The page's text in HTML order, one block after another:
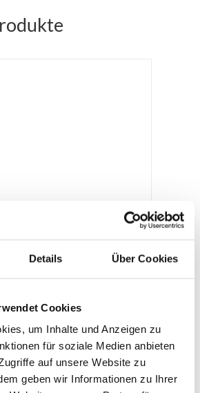
Details Über Cookies
Cookies
um Inhalte und Anzeigen zu
für soziale Medien anbieten
auf unsere Website zu
geben wir Informationen zu Ihrer